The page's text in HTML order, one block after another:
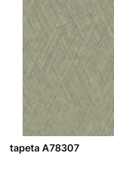
tapeta A78307